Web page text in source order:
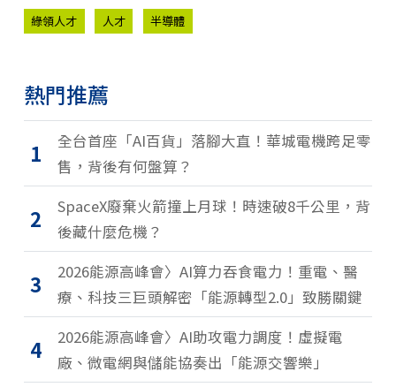
綠領人才 人才 半導體
熱門推薦
1
全台首座「AI百貨」落腳大直！華城電機跨足零
售，背後有何盤算？
2
SpaceX廢棄火箭撞上月球！時速破8千公里，背
後藏什麼危機？
3
2026能源高峰會〉AI算力吞食電力！重電、醫
療、科技三巨頭解密「能源轉型2.0」致勝關鍵
4
2026能源高峰會〉AI助攻電力調度！虛擬電
廠、微電網與儲能協奏出「能源交響樂」